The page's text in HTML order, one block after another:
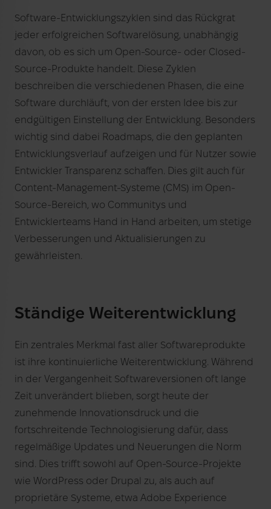
Software-Entwicklungszyklen sind das Rückgrat
jeder erfolgreichen Softwarelösung, unabhängig
davon, ob es sich um Open-Source- oder Closed-
Source-Produkte handelt. Diese Zyklen
beschreiben die verschiedenen Phasen, die eine
Software durchläuft, von der ersten Idee bis zur
endgültigen Einstellung der Entwicklung. Besonders
wichtig sind dabei Roadmaps, die den geplanten
Entwicklungsverlauf aufzeigen und für Nutzer sowie
Entwickler Transparenz schaffen. Dies gilt auch für
Content-Management-Systeme (CMS) im Open-
Source-Bereich, wo Communitys und
Entwicklerteams Hand in Hand arbeiten, um stetige
Verbesserungen und Aktualisierungen zu
gewährleisten.
Ständige Weiterentwicklung
Ein zentrales Merkmal fast aller Softwareprodukte
ist ihre kontinuierliche Weiterentwicklung. Während
in der Vergangenheit Softwareversionen oft lange
Zeit unverändert blieben, sorgt heute der
zunehmende Innovationsdruck und die
fortschreitende Technologisierung dafür, dass
regelmäßige Updates und Neuerungen die Norm
sind. Dies trifft sowohl auf Open-Source-Projekte
wie WordPress oder Drupal zu, als auch auf
proprietäre Systeme, etwa Adobe Experience